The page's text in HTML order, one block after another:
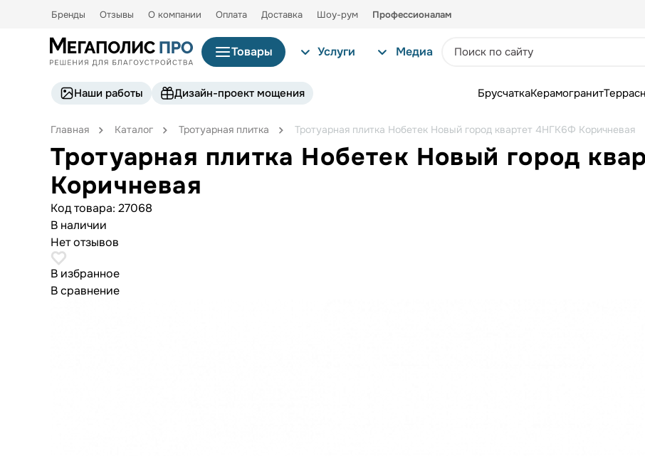
Бренды Отзывы О компании Оплата Доставка Шоу-рум Профессионалам
Товары Услуги Медиа
Наши работы Дизайн-проект мощения БрусчаткаКерамогранит
Главная Каталог Тротуарная плитка Тротуарная плитка Нобетек Новый город квартет 4НГК6Ф Коричневая
Тротуарная плитка Нобетек Новый город
Коричневая
Код товара: 27068
В наличии
Нет отзывов
В избранное
В сравнение